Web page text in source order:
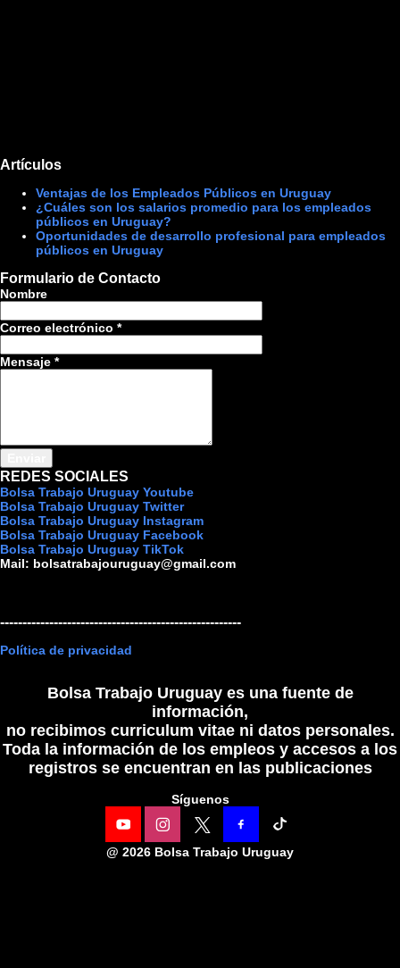
Artículos
Ventajas de los Empleados Públicos en Uruguay
¿Cuáles son los salarios promedio para los empleados
públicos en Uruguay?
Oportunidades de desarrollo profesional para empleados
públicos en Uruguay
Formulario de Contacto
Nombre
Correo electrónico *
Mensaje *
REDES SOCIALES
Bolsa Trabajo Uruguay Youtube
Bolsa Trabajo Uruguay Twitter
Bolsa Trabajo Uruguay Instagram
Bolsa Trabajo Uruguay Facebook
Bolsa Trabajo Uruguay TikTok
Mail: bolsatrabajouruguay@gmail.com
------------------------------------------------------
Política de privacidad
Bolsa Trabajo Uruguay es una fuente de
información,
no recibimos curriculum vitae ni datos personales.
Toda la información de los empleos y accesos a los
registros se encuentran en las publicaciones
Síguenos
@ 2026 Bolsa Trabajo Uruguay